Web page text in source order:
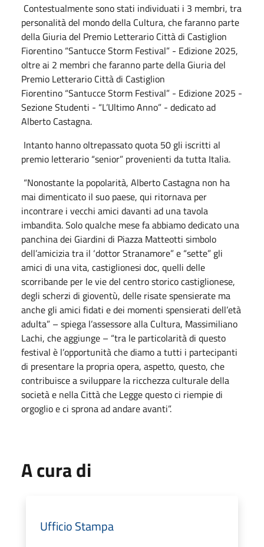
Contestualmente sono stati individuati i 3 membri, tra
personalità del mondo della Cultura, che faranno parte
della Giuria del Premio Letterario Città di Castiglion
Fiorentino “Santucce Storm Festival” - Edizione 2025,
oltre ai 2 membri che faranno parte della Giuria del
Premio Letterario Città di Castiglion
Fiorentino “Santucce Storm Festival” - Edizione 2025 -
Sezione Studenti - “L’Ultimo Anno” - dedicato ad
Alberto Castagna.
Intanto hanno oltrepassato quota 50 gli iscritti al
premio letterario “senior” provenienti da tutta Italia.
“Nonostante la popolarità, Alberto Castagna non ha
mai dimenticato il suo paese, qui ritornava per
incontrare i vecchi amici davanti ad una tavola
imbandita. Solo qualche mese fa abbiamo dedicato una
panchina dei Giardini di Piazza Matteotti simbolo
dell’amicizia tra il ‘dottor Stranamore” e “sette” gli
amici di una vita, castiglionesi doc, quelli delle
scorribande per le vie del centro storico castiglionese,
degli scherzi di gioventù, delle risate spensierate ma
anche gli amici fidati e dei momenti spensierati dell’età
adulta” – spiega l’assessore alla Cultura, Massimiliano
Lachi, che aggiunge – “tra le particolarità di questo
festival è l’opportunità che diamo a tutti i partecipanti
di presentare la propria opera, aspetto, questo, che
contribuisce a sviluppare la ricchezza culturale della
società e nella Città che Legge questo ci riempie di
orgoglio e ci sprona ad andare avanti”.
A cura di
Ufficio Stampa